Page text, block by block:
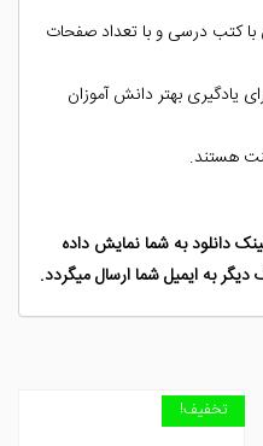
با کتب درسی و با تعداد صفحات
یادگیری بهتر دانش آموزان
هستند.
دانلود به شما نمایش داده
به ایمیل شما ارسال میگردد.
تخفیف!